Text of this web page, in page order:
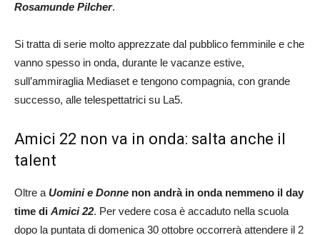
Rosamunde Pilcher.
Si tratta di serie molto apprezzate dal pubblico femminile e che
vanno spesso in onda, durante le vacanze estive,
sull’ammiraglia Mediaset e tengono compagnia, con grande
successo, alle telespettatrici su La5.
Amici 22 non va in onda: salta anche il
talent
Oltre a Uomini e Donne non andrà in onda nemmeno il day
time di Amici 22. Per vedere cosa è accaduto nella scuola
dopo la puntata di domenica 30 ottobre occorrerà attendere il 2